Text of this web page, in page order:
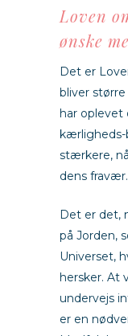
Loven
ønske
Det er
bliver
har oplevet
kærligheds-
stærkere,
dens fravær.
Det er det,
på Jorden,
Universet,
hersker. At
undervejs
er en